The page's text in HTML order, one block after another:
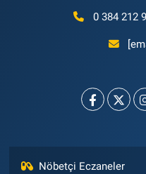
0 384 212
Nöbetçi Eczaneler